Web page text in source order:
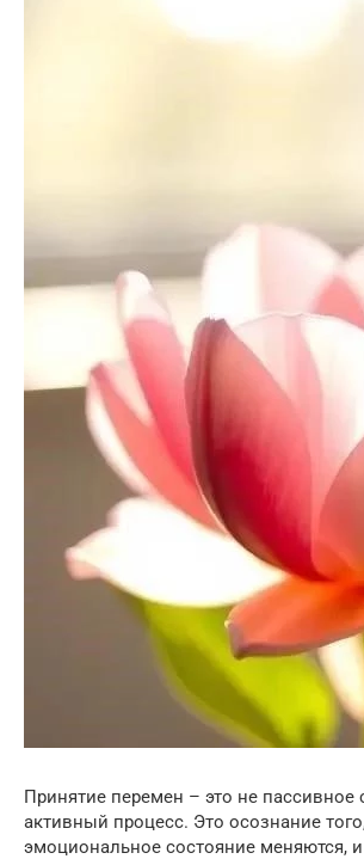
Принятие перемен – это не пассивное
активный процесс. Это осознание
эмоциональное состояние меняются, и